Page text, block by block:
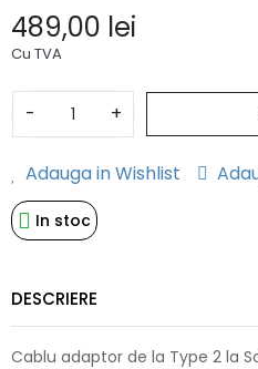
489,00 lei
Cu TVA
- +
Adauga in Wishlist
In stoc
DESCRIERE
Cablu adaptor de la Type 2 la